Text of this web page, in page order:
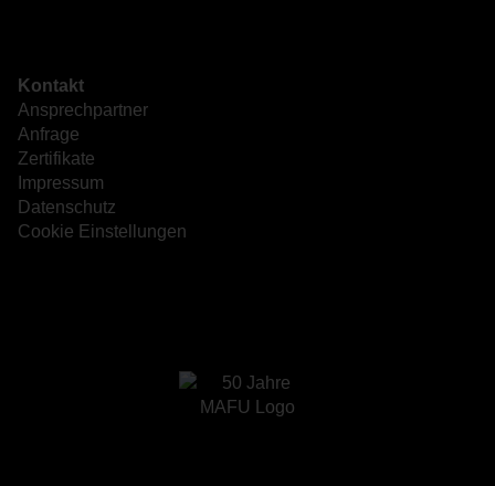
Kontakt
Ansprechpartner
Anfrage
Zertifikate
Impressum
Datenschutz
Cookie Einstellungen